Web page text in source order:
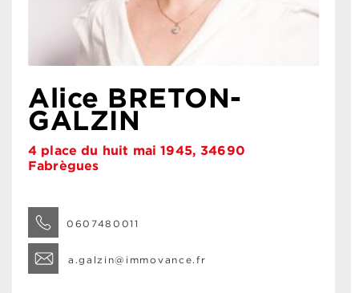
Alice BRETON-
GALZIN
4 place du huit mai 1945, 34690
Fabrègues
0607480011
a.galzin@immovance.fr